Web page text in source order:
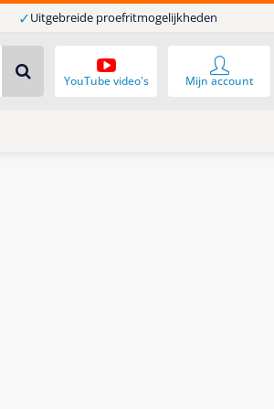
✓Uitgebreide proefritmogelijkheden
YouTube video's Mijn account